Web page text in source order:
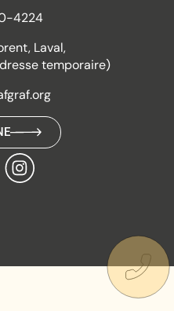
4224
Laval,
temporaire)